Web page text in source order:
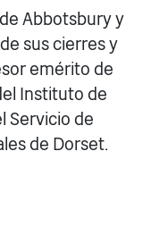
Abbotsbury y
sus cierres y
emérito de
Instituto de
Servicio de
de Dorset.